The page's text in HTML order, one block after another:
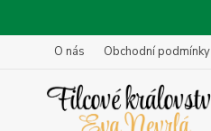
O nás Obchodní podmínky